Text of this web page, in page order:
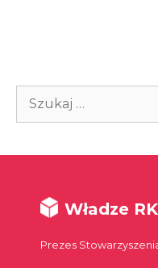
Szukaj:
Władze
Prezes